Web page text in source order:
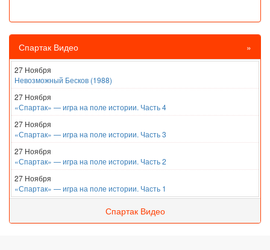
Спартак Видео »
27 Ноября
Невозможный Бесков (1988)
27 Ноября
«Спартак» — игра на поле истории. Часть 4
27 Ноября
«Спартак» — игра на поле истории. Часть 3
27 Ноября
«Спартак» — игра на поле истории. Часть 2
27 Ноября
«Спартак» — игра на поле истории. Часть 1
Спартак Видео